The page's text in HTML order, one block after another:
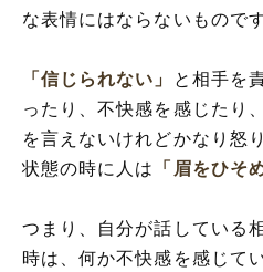
な表情にはならないものです
「信じられない」
と相手を
ったり、不快感を感じたり
を言えないけれどかなり怒
状態の時に人は
「眉をひそ
つまり、自分が話している
時は、何か不快感を感じて